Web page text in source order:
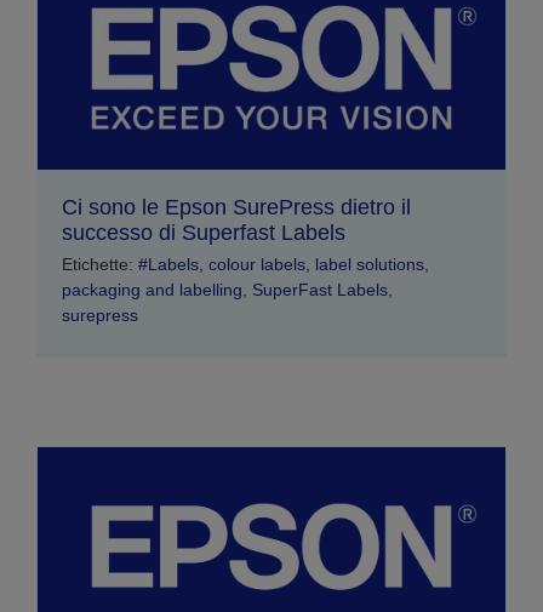
Ci sono le Epson SurePress dietro il
successo di Superfast Labels
Etichette: #Labels colour labels label solutions
packaging and labelling
SuperFast Labels
surepress